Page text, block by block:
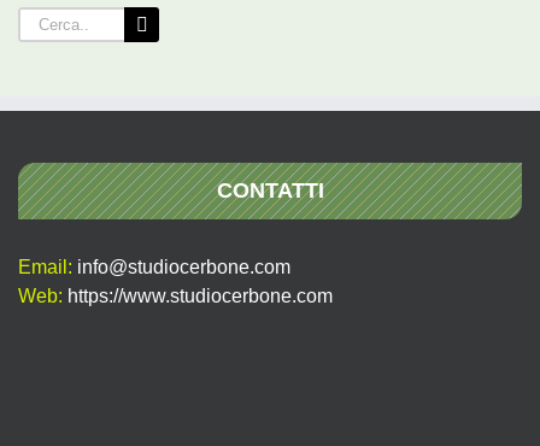
Cerca
per:
CONTATTI
Email: info@studiocerbone.com
Web: https://www.studiocerbone.com